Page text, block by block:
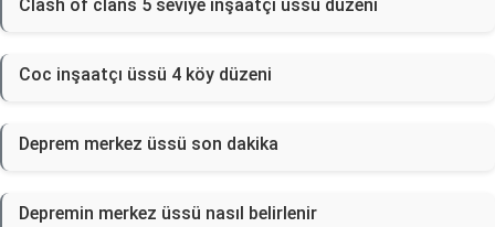
Clash of clans 5 seviye inşaatçı üssü düzeni
Coc inşaatçı üssü 4 köy düzeni
Deprem merkez üssü son dakika
Depremin merkez üssü nasıl belirlenir